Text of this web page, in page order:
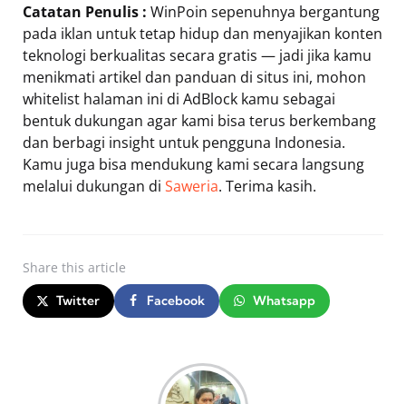
Catatan Penulis : WinPoin sepenuhnya bergantung
pada iklan untuk tetap hidup dan menyajikan konten
teknologi berkualitas secara gratis — jadi jika kamu
menikmati artikel dan panduan di situs ini, mohon
whitelist halaman ini di AdBlock kamu sebagai
bentuk dukungan agar kami bisa terus berkembang
dan berbagi insight untuk pengguna Indonesia.
Kamu juga bisa mendukung kami secara langsung
melalui dukungan di Saweria. Terima kasih.
Share this article
Twitter Facebook Whatsapp